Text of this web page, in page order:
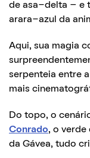
de asa-delta – e
arara-azul da
Aqui, sua magia
serpenteia entre
mais
Do topo, o
Conrado, o verde
da Gávea, tudo